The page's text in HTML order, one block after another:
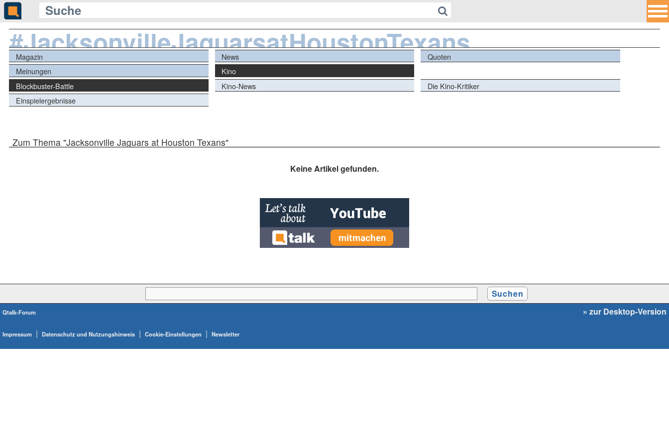
#JacksonvilleJaguarsatHoustonTexans
Magazin News
Quoten
Meinungen
Kino
Blockbuster-Battle
Kino-News
Die Kino-Kritiker
Einspielergebnisse
Zum Thema "Jacksonville Jaguars at Houston Texans"
Keine Artikel gefunden.
Qtalk-Forum » zur Desktop-Version
Impressum | Datenschutz und Nutzungshinweis | Cookie-Einstellungen | Newsletter